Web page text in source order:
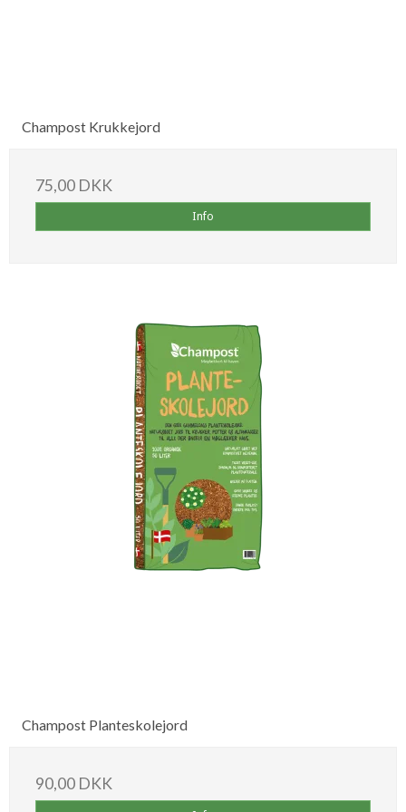
Champost Krukkejord
75,00 DKK
Info
Champost Planteskolejord
90,00 DKK